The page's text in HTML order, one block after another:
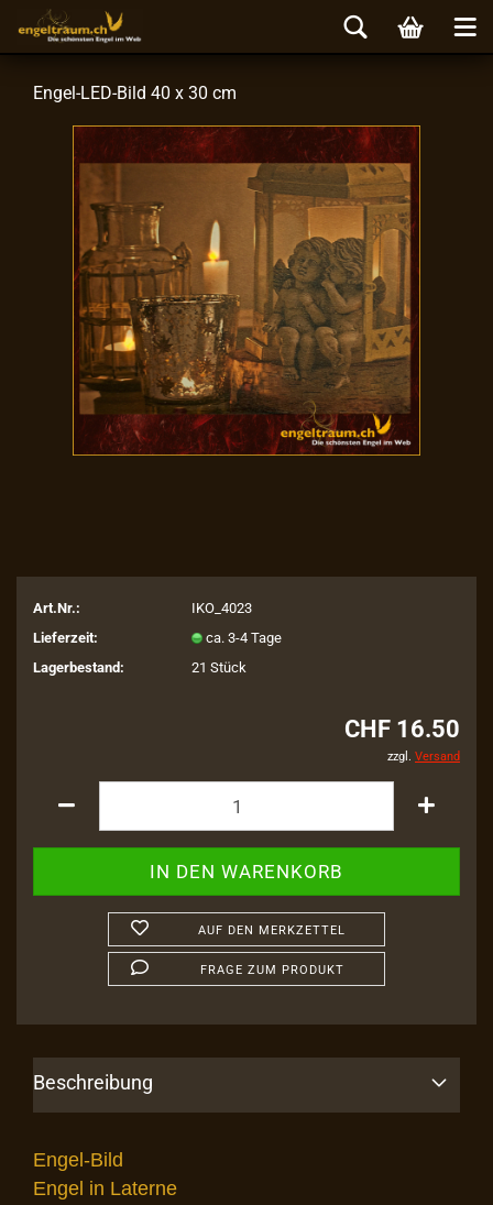
Engel-​LED-Bild 40 x 30 cm
Art.Nr.:
IKO_4023
Lieferzeit:
ca. 3-4 Tage
Lagerbestand:
21Stück
CHF 16.50
zzgl. Versand
AUF DEN MERKZETTEL
FRAGE ZUM PRODUKT
Beschreibung
Engel-Bild
Engel in Laterne